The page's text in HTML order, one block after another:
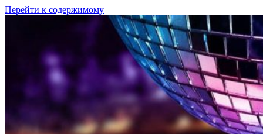
Перейти к содержимому